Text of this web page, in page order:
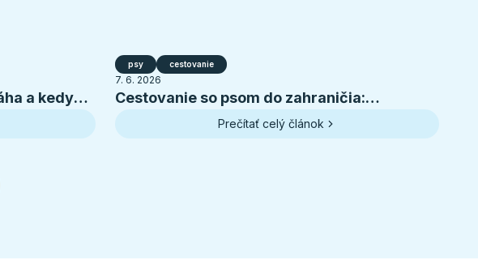
a kedy
psy cestovanie
7. 6. 2026
Cestovanie so psom do zahraničia:
kompletná príprava na letnú dovolenku
Prečítať celý článok